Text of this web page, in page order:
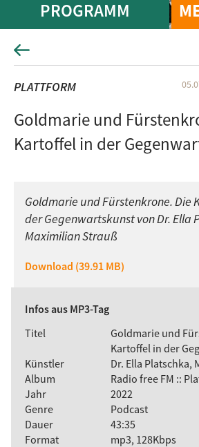
PROGRAMM
PLATTFORM
Goldmarie und
Kartoffel in der
Goldmarie und Fürstenkrone. Die
der Gegenwartskunst von Dr. Ella
Maximilian Strauß
Download (39.91 MB)
Infos aus MP3-Tag
Titel
Goldmarie und
Kartoffel in der
Künstler
Dr. Ella Platschka,
Album
Radio free FM ::
Jahr
2022
Genre
Podcast
Dauer
43:35
Format
mp3, 128Kbps